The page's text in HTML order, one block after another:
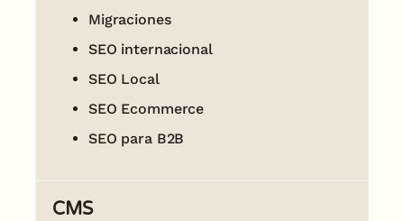
Migraciones
SEO internacional
SEO Local
SEO Ecommerce
SEO para B2B
CMS